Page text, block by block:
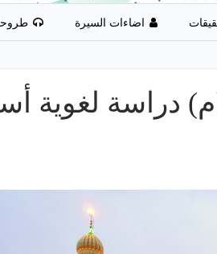
اضاءات السيرة
دراسة لغوية